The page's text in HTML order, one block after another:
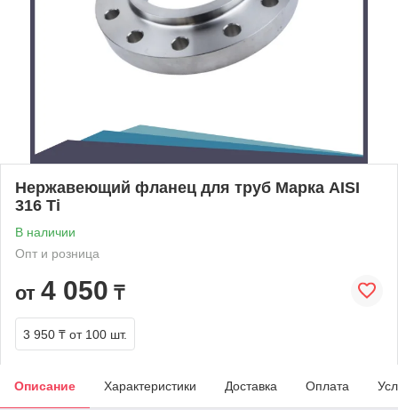
Нержавеющий фланец для труб Марка AISI
316 Ti
В наличии
Опт и розница
от 4 050 ₸
3 950 ₸ от 100 шт.
Описание Характеристики Доставка Оплата